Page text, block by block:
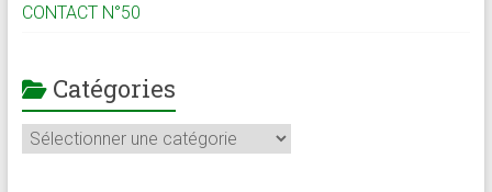
CONTACT N°50
Catégories
Catégories